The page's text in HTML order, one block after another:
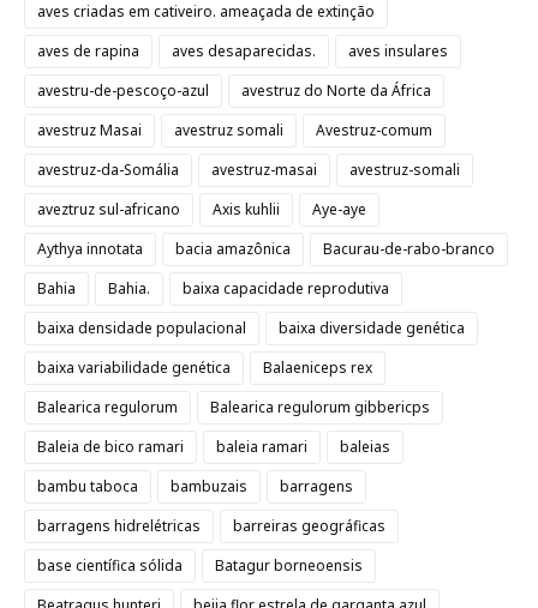
aves criadas em cativeiro. ameaçada de extinção
aves de rapina
aves desaparecidas.
aves insulares
avestru-de-pescoço-azul
avestruz do Norte da África
avestruz Masai
avestruz somali
Avestruz-comum
avestruz-da-Somália
avestruz-masai
avestruz-somali
aveztruz sul-africano
Axis kuhlii
Aye-aye
Aythya innotata
bacia amazônica
Bacurau-de-rabo-branco
Bahia
Bahia.
baixa capacidade reprodutiva
baixa densidade populacional
baixa diversidade genética
baixa variabilidade genética
Balaeniceps rex
Balearica regulorum
Balearica regulorum gibbericps
Baleia de bico ramari
baleia ramari
baleias
bambu taboca
bambuzais
barragens
barragens hidrelétricas
barreiras geográficas
base científica sólida
Batagur borneoensis